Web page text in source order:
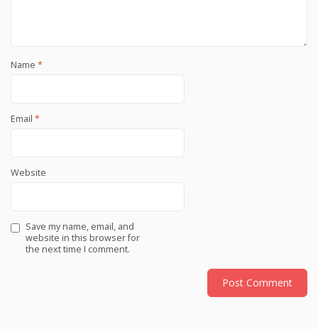
Name *
Email *
Website
Save my name, email, and
website in this browser for
the next time I comment.